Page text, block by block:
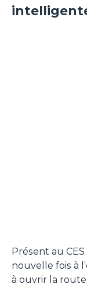
Présent au
nouvelle fois à
à ouvrir la